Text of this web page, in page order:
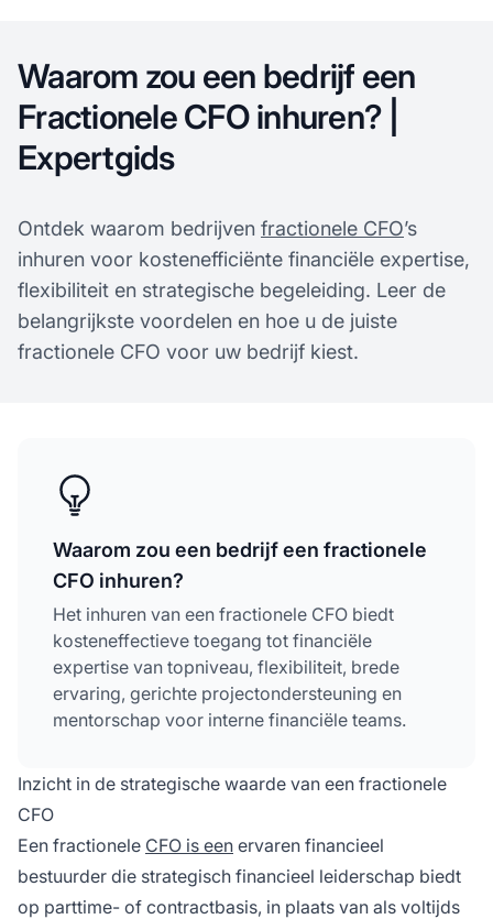
Waarom zou een bedrijf een
Fractionele CFO inhuren? |
Expertgids
Ontdek waarom bedrijven fractionele CFO’s
inhuren voor kostenefficiënte financiële expertise,
flexibiliteit en strategische begeleiding. Leer de
belangrijkste voordelen en hoe u de juiste
fractionele CFO voor uw bedrijf kiest.
Waarom zou een bedrijf een fractionele
CFO inhuren?
Het inhuren van een fractionele CFO biedt
kosteneffectieve toegang tot financiële
expertise van topniveau, flexibiliteit, brede
ervaring, gerichte projectondersteuning en
mentorschap voor interne financiële teams.
Inzicht in de strategische waarde van een fractionele
CFO
Een fractionele CFO is een ervaren financieel
bestuurder die strategisch financieel leiderschap biedt
op parttime- of contractbasis, in plaats van als voltijds